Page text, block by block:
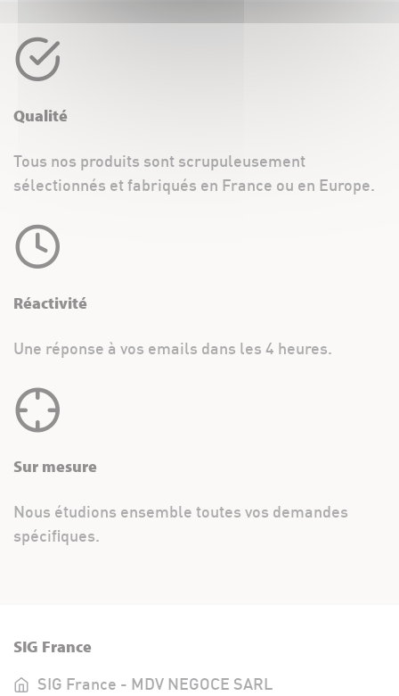
Qualité
Tous nos produits sont scrupuleusement
sélectionnés et fabriqués en France ou en Europe.
Réactivité
Une réponse à vos emails dans les 4 heures.
Sur mesure
Nous étudions ensemble toutes vos demandes
spécifiques.
SIG France
SIG France - MDV NEGOCE SARL